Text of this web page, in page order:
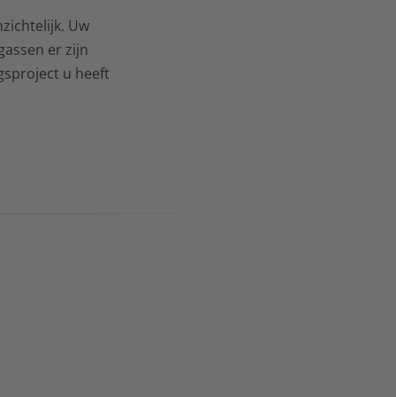
Uw
er zijn
u heeft